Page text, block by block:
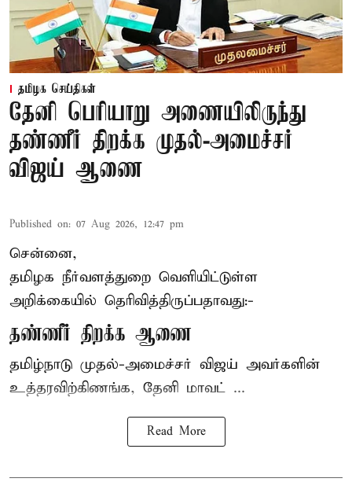
தமிழக செய்திகள்
தேனி பெரியாறு அணையிலிருந்து
தண்ணீர் திறக்க முதல்-அமைச்சர்
விஜய் ஆணை
Published on: 07 Aug 2026, 12:47 pm
சென்னை,
தமிழக நீர்வளத்துறை வெளியிட்டுள்ள
அறிக்கையில் தெரிவித்திருப்பதாவது:-
தண்ணீர் திறக்க ஆணை
தமிழ்நாடு முதல்-அமைச்சர் விஜய் அவர்களின்
உத்தரவிற்கிணங்க, தேனி மாவட் ...
Read More